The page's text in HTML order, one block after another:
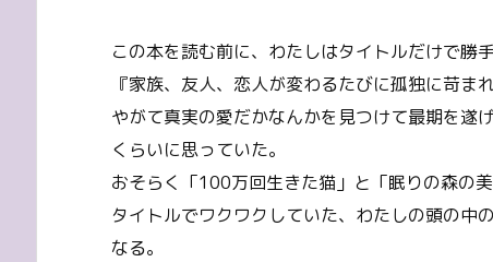
この本を読む前に、わたしはタイトルだけで勝
『家族、友人、恋人が変わるたびに孤独に苛
やがて真実の愛だかなんかを見つけて最期を遂
くらいに思っていた。
おそらく「100万回生きた猫」と「眠りの森の美
タイトルでワクワクしていた、わたしの頭の中
なる。